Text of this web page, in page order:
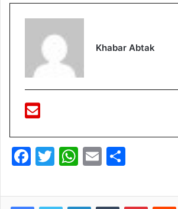
Khabar Abtak
F
c
T
itt
W
at
E
ai ar
LinkedInTumblr Pinterest